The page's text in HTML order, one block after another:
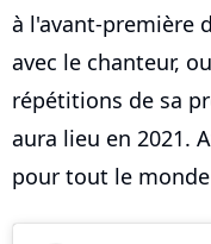
à l'avant-première
avec le chanteur,
répétitions de sa
aura lieu en 2021.
pour tout le